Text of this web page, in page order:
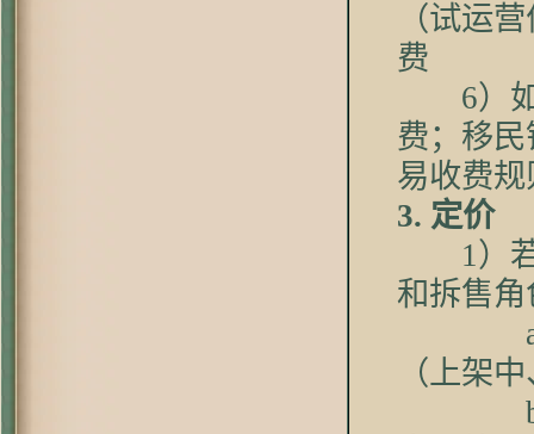
（试运
费
6）
费；移
易收费规
3. 定价
1）若
和拆售
a. 完
（上架
b. 拆